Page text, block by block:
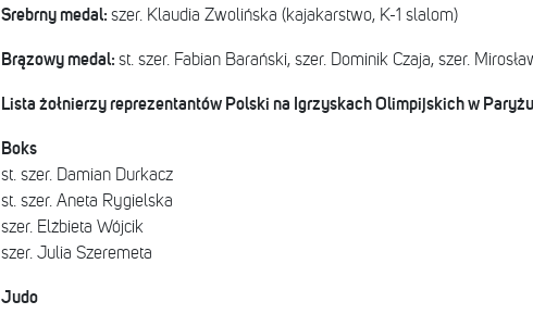
Srebrny medal: szer. Klaudia Zwolińska (kajakarstwo, K-1 slalom)
Brązowy medal: st. szer. Fabian Barański, szer. Dominik Czaja, szer.
Lista żołnierzy reprezentantów Polski na Igrzyskach Olimpijskich w
Boks
st. szer. Damian Durkacz
st. szer. Aneta Rygielska
szer. Elżbieta Wójcik
szer. Julia Szeremeta
Judo